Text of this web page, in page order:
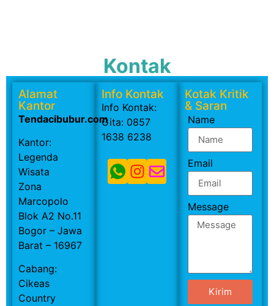
Kontak
Alamat
Kantor
Tendacibubur.com
Kantor:
Legenda
Wisata
Zona
Marcopolo
Blok A2 No.11
Bogor – Jawa
Barat – 16967
Cabang:
Cikeas
Country
Info Kontak
Info Kontak:
Gita: 0857
1638 6238
Kotak Kritik
& Saran
Name
Email
Message
Kirim